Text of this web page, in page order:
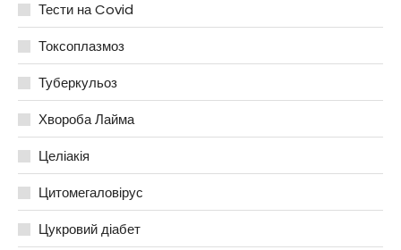
Тести на Covid
Токсоплазмоз
Туберкульоз
Хвороба Лайма
Целіакія
Цитомегаловірус
Цукровий діабет